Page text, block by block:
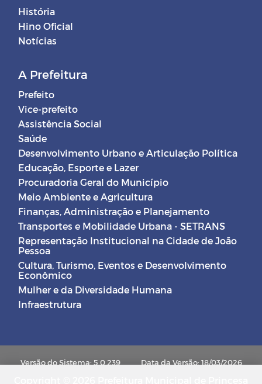
História
Hino Oficial
Notícias
A Prefeitura
Prefeito
Vice-prefeito
Assistência Social
Saúde
Desenvolvimento Urbano e Articulação Política
Educação, Esporte e Lazer
Procuradoria Geral do Município
Meio Ambiente e Agricultura
Finanças, Administração e Planejamento
Transportes e Mobilidade Urbana - SETRANS
Representação Institucional na Cidade de João
Pessoa
Cultura, Turismo, Eventos e Desenvolvimento
Econômico
Mulher e da Diversidade Humana
Infraestrutura
Versão do Sistema: 5.0.239 Data da Versão: 18/03/2026